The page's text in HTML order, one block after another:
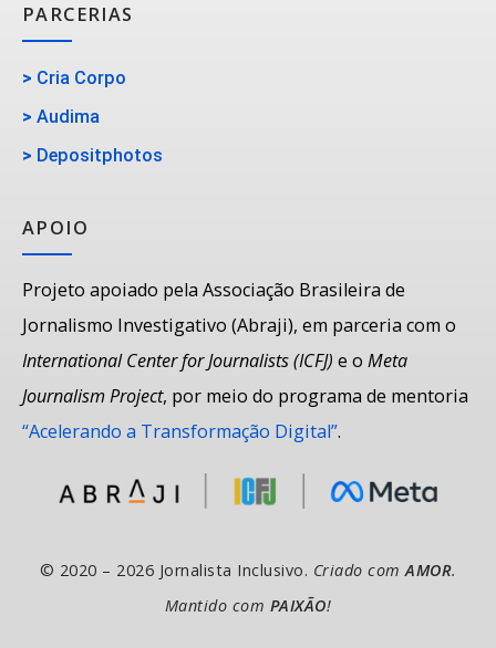
PARCERIAS
> Cria Corpo
> Audima
> Depositphotos
APOIO
Projeto apoiado pela Associação Brasileira de
Jornalismo Investigativo (Abraji), em parceria com o
International Center for Journalists (ICFJ) e o Meta
Journalism Project, por meio do programa de mentoria
“Acelerando a Transformação Digital”.
© 2020 – 2026 Jornalista Inclusivo. Criado comAMOR.
Mantido com PAIXÃO!